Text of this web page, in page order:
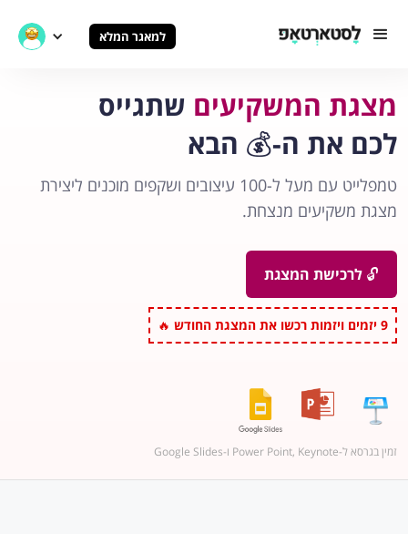
למאגר המלא
מצגת המשקיעים שתגייס
לכם את ה-💰 הבא
טמפלייט עם מעל ל-100 עיצובים ושקפים מוכנים ליצירת
מצגת משקיעים מנצחת.
🔓 לרכישת המצגת
9 יזמים ויזמות רכשו את המצגת החודש 🔥
זמין בגרסא ל-Power Point, Keynote ו-Google Slides